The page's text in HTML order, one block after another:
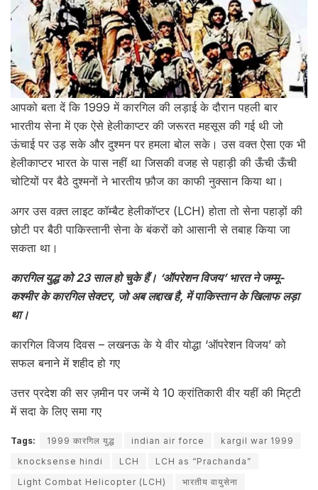
आपको बता दें कि 1999 में कारगिल की लड़ाई के दौरान पहली बार
भारतीय सेना में एक ऐसे हेलीकाप्टर की जरूरत महसूस की गई थी जो
ऊंचाई पर उड़ सके और दुश्मन पर हमला बोल सके। उस वक्त ऐसा एक भी
हेलीकाप्टर भारत के पास नहीं था जिसकी वजह से पहाड़ी की ऊँची ऊँची
चोटियों पर बैठे दुश्मनों ने भारतीय फ़ौज का काफी नुक्सान किया था।
अगर उस वक़्त लाइट कॉम्बैट हेलीकॉप्टर (LCH) होता तो सेना पहाड़ों की
छोटी पर बैठी पाकिस्तानी सेना के बंकरों को आसानी से तबाह किया जा
सकता था।
कारगिल युद्ध को 23 साल हो चुके हैं। ‘ऑपरेशन विजय’ भारत ने जम्मू-
कश्मीर के कारगिल सेक्टर, जो अब लद्दाख है, में पाकिस्तान के खिलाफ लड़ा
था।
कारगिल विजय दिवस – लखनऊ के ये वीर योद्धा ‘ऑपरेशन विजय’ को
सफल बनाने में शहीद हो गए
उत्तर प्रदेश की सर ज़मीन पर जन्में ये 10 क्रांतिकारी वीर यहीं की मिट्टी
में सदा के लिए समा गए
Tags: 1999 कारगिल युद्ध indian air force
kargil war 1999
knocksense hindi
LCH
LCH as “Prachanda”
Light Combat Helicopter (LCH)
भारतीय वायुसेना